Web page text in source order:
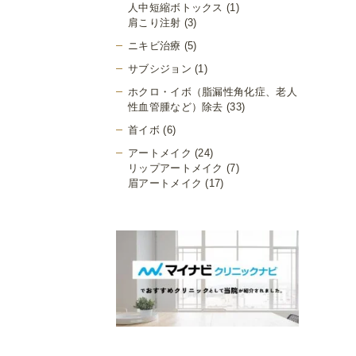
人中短縮ボトックス (1)
肩こり注射 (3)
ニキビ治療 (5)
サブシジョン (1)
ホクロ・イボ（脂漏性角化症、老人
性血管腫など）除去 (33)
首イボ (6)
アートメイク (24)
リップアートメイク (7)
眉アートメイク (17)